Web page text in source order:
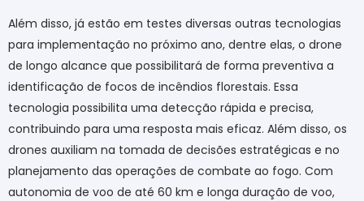
Além disso, já estão em testes diversas outras tecnologias
para implementação no próximo ano, dentre elas, o drone
de longo alcance que possibilitará de forma preventiva a
identificação de focos de incêndios florestais. Essa
tecnologia possibilita uma detecção rápida e precisa,
contribuindo para uma resposta mais eficaz. Além disso, os
drones auxiliam na tomada de decisões estratégicas e no
planejamento das operações de combate ao fogo. Com
autonomia de voo de até 60 km e longa duração de voo,